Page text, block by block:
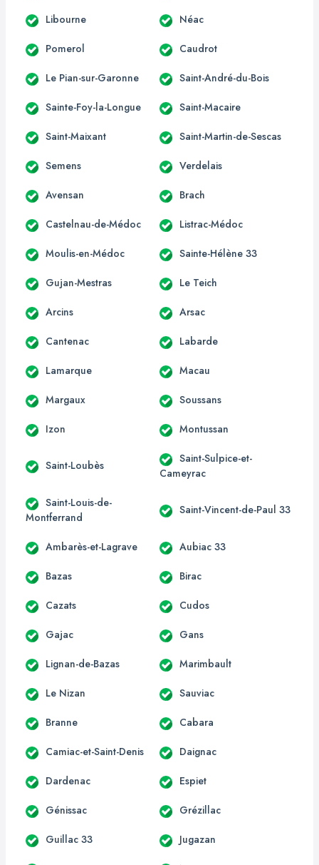
Libourne Néac
Pomerol Caudrot
Le Pian-sur-Garonne Saint-André-du-Bois
Sainte-Foy-la-Longue Saint-Macaire
Saint-Maixant Saint-Martin-de-Sescas
Semens Verdelais
Avensan Brach
Castelnau-de-Médoc Listrac-Médoc
Moulis-en-Médoc Sainte-Hélène 33
Gujan-Mestras Le Teich
Arcins Arsac
Cantenac Labarde
Lamarque Macau
Margaux Soussans
Izon Montussan
Saint-Loubès
Saint-Sulpice-et-
Cameyrac
Saint-Louis-de-
Montferrand
Saint-Vincent-de-Paul 33
Ambarès-et-Lagrave Aubiac 33
Bazas Birac
Cazats Cudos
Gajac Gans
Lignan-de-Bazas Marimbault
Le Nizan Sauviac
Branne Cabara
Camiac-et-Saint-Denis Daignac
Dardenac Espiet
Génissac Grézillac
Guillac 33 Jugazan